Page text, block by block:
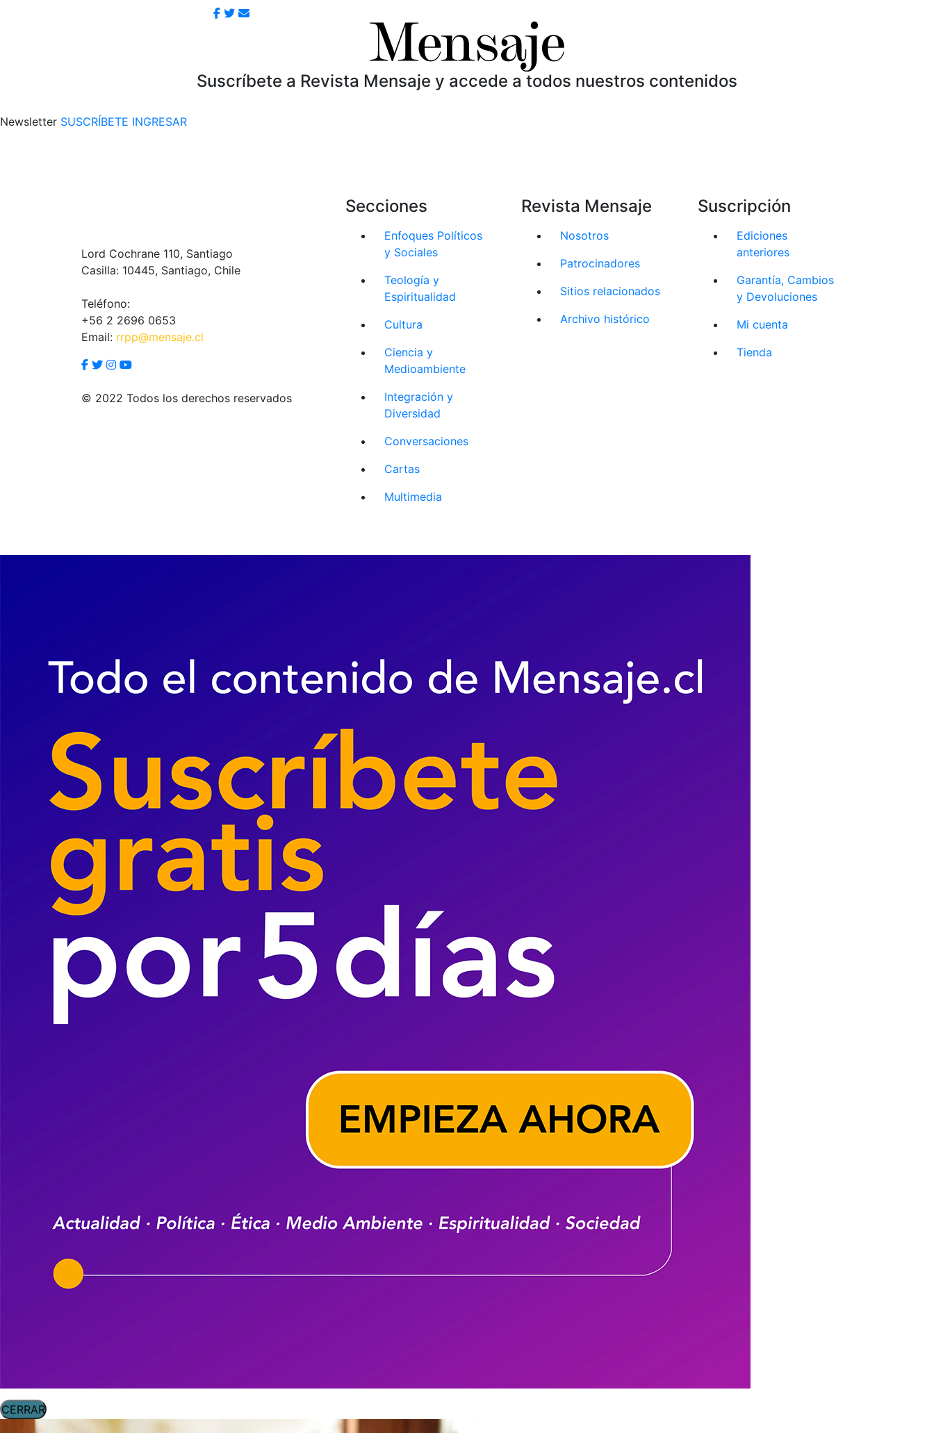
Suscríbete a Revista Mensaje y accede a todos nuestros contenidos
Newsletter SUSCRÍBETE INGRESAR
Lord Cochrane 110, Santiago
Casilla: 10445, Santiago, Chile
Teléfono:
+56 2 2696 0653
Email: rrpp@mensaje.cl
© 2022 Todos los derechos reservados
Secciones
Enfoques Políticos
y Sociales
Teología y
Espiritualidad
Cultura
Ciencia y
Medioambiente
Integración y
Diversidad
Conversaciones
Cartas
Multimedia
Revista Mensaje
Nosotros
Patrocinadores
Sitios relacionados
Archivo histórico
Suscripción
Ediciones
anteriores
Garantía, Cambios
y Devoluciones
Mi cuenta
Tienda
CERRAR